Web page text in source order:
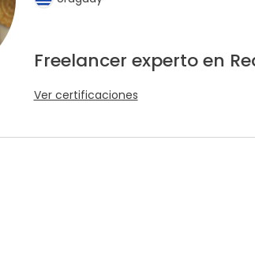
Freelancer experto en
Ver certificaciones